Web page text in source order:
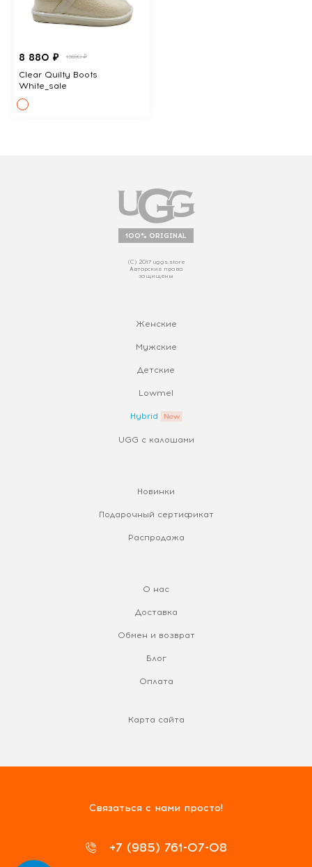
8 880 ₽ 13690 ₽
Clear Quilty Boots
White_sale
100% ORIGINAL
(С) 2017 uggs.store
Авторские права
защищены
Женские
Мужские
Детские
Lowmel
Hybrid
UGG с калошами
Новинки
Подарочный сертификат
Распродажа
О нас
Доставка
Обмен и возврат
Блог
Оплата
Карта сайта
Связаться с нами просто!
+7 (985) 761-07-08